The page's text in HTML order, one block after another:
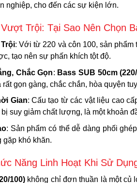
nghiệp, cho đến các sự kiện lớn.
Trội: Tại Sao Nên Chọn
: Với từ 220 và côn 100, sản
tạo nên sự phấn khích tột độ.
Chắc Gọn: Bass SUB 50cm
rất gọn gàng, chắc chắn, hòa quyện
Gian: Cấu tạo từ các vật liệu cao
suy giảm chất lượng, là một khoản
: Sản phẩm có thể dễ dàng phối
gặp khó khăn.
Năng Linh Hoạt Khi Sử
100)không chỉ đơn thuần là một củ